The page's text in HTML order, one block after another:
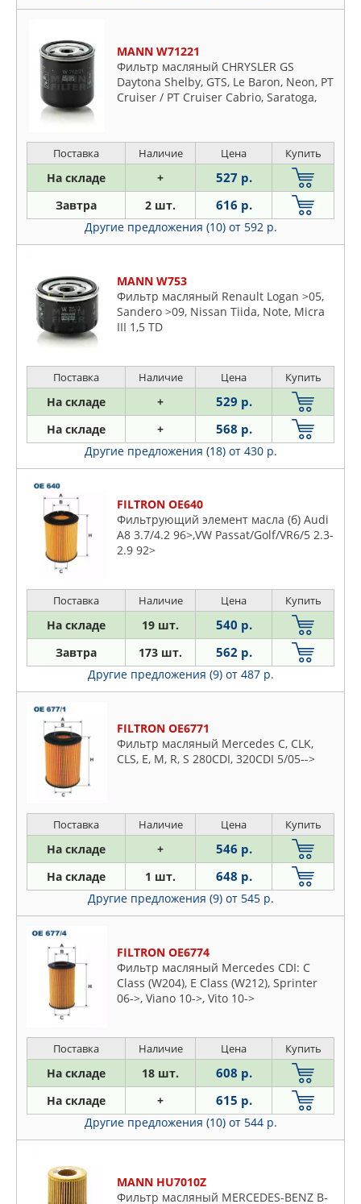
MANN W71221
Фильтр масляный CHRYSLER GS
Daytona Shelby, GTS, Le Baron, Neon, PT
Cruiser / PT Cruiser Cabrio, Saratoga,
Поставка Наличие Цена Купить
На складе + 527 р.
Завтра 2 шт. 616 р.
Другие предложения (10) от 592 р.
MANN W753
Фильтр масляный Renault Logan >05,
Sandero >09, Nissan Tiida, Note, Micra
III 1,5 TD
Поставка Наличие Цена Купить
На складе + 529 р.
На складе + 568 р.
Другие предложения (18) от 430 р.
FILTRON OE640
Фильтрующий элемент маcла (б) Audi
A8 3.7/4.2 96>,VW Passat/Golf/VR6/5 2.3-
2.9 92>
Поставка Наличие Цена Купить
На складе 19 шт. 540 р.
Завтра 173 шт. 562 р.
Другие предложения (9) от 487 р.
FILTRON OE6771
Фильтр масляный Mercedes C, CLK,
CLS, E, M, R, S 280CDI, 320CDI 5/05-->
Поставка Наличие Цена Купить
На складе + 546 р.
На складе 1 шт. 648 р.
Другие предложения (9) от 545 р.
FILTRON OE6774
Фильтр масляный Mercedes CDI: C
Class (W204), E Class (W212), Sprinter
06->, Viano 10->, Vito 10->
Поставка Наличие Цена Купить
На складе 18 шт. 608 р.
На складе + 615 р.
Другие предложения (10) от 544 р.
MANN HU7010Z
Фильтр масляный MERCEDES-BENZ B-